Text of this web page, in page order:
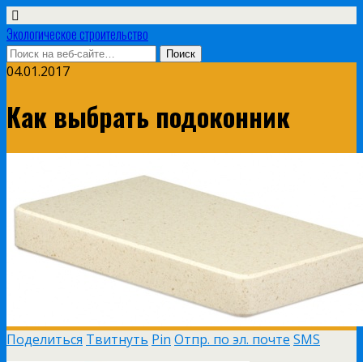
Экологическое строительство
04.01.2017
Как выбрать подоконник
Поделиться Твитнуть Pin Отпр. по эл. почте SMS